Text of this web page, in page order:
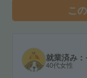
こ
就業済み
40代女性